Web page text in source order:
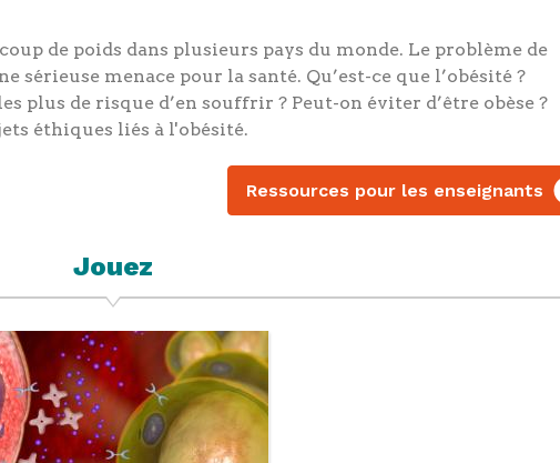
de poids dans plusieurs pays du monde. Le problème de
sérieuse menace pour la santé. Qu’est-ce que l’obésité ?
plus de risque d’en souffrir ? Peut-on éviter d’être obèse ?
éthiques liés à l'obésité.
Ressources pour les enseignants
Jouez